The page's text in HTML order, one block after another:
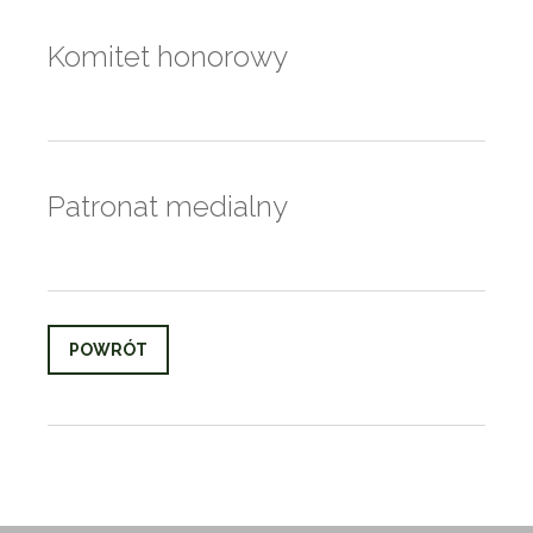
Komitet honorowy
Patronat medialny
POWRÓT